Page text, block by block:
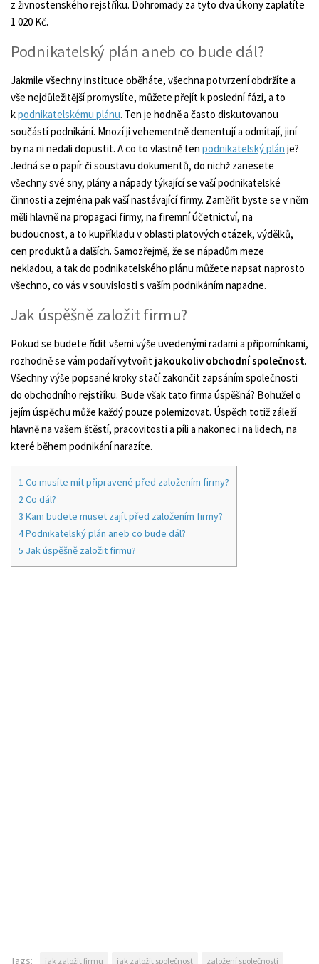
z živnostenského rejstříku. Dohromady za tyto dva úkony zaplatíte
1 020 Kč.
Podnikatelský plán aneb co bude dál?
Jakmile všechny instituce oběháte, všechna potvrzení obdržíte a
vše nejdůležitější promyslíte, můžete přejít k poslední fázi, a to
kpodnikatelskému plánu. Ten je hodně a často diskutovanou
součástí podnikání. Mnozí ji vehementně dementují a odmítají, jiní
by na ni nedali dopustit. A co to vlastně ten podnikatelský plán je?
Jedná se o papír či soustavu dokumentů, do nichž zanesete
všechny své sny, plány a nápady týkající se vaší podnikatelské
činnosti a zejména pak vaší nastávající firmy. Zaměřit byste se v něm
měli hlavně na propagaci firmy, na firemní účetnictví, na
budoucnost, a to kupříkladu v oblasti platových otázek, výdělků,
cen produktů a dalších. Samozřejmě, že se nápadům meze
nekladou, a tak do podnikatelského plánu můžete napsat naprosto
všechno, co vás v souvislosti s vaším podnikáním napadne.
Jak úspěšně založit firmu?
Pokud se budete řídit všemi výše uvedenými radami a připomínkami,
rozhodně se vám podaří vytvořit jakoukoliv obchodní společnost.
Všechny výše popsané kroky stačí zakončit zapsáním společnosti
do obchodního rejstříku. Bude však tato firma úspěšná? Bohužel o
jejím úspěchu může každý pouze polemizovat. Úspěch totiž záleží
hlavně na vašem štěstí, pracovitosti a píli a nakonec i na lidech, na
které během podnikání narazíte.
1 Co musíte mít připravené před založením firmy?
2Co dál?
3 Kam budete muset zajít před založením firmy?
4Podnikatelský plán aneb co bude dál?
5 Jak úspěšně založit firmu?
Tags: jak založit firmu jak založit společnost založení společnosti